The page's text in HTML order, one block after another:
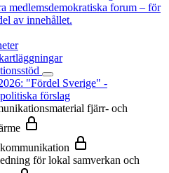
medlemsdemokratiska forum – för
av innehållet.
"Fördel Sverige" -
förslag
fjärr- och
för lokal samverkan och